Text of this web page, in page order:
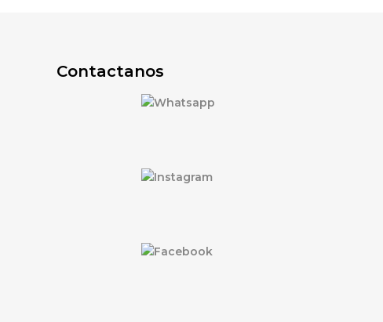
Contactanos